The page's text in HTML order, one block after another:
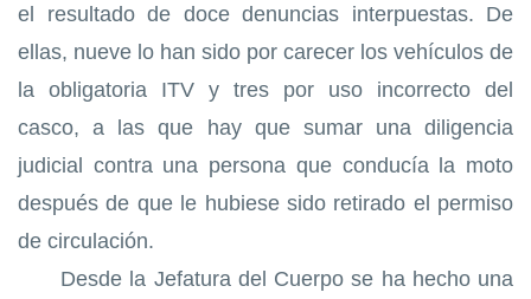
el resultado de doce denuncias interpuestas. De
ellas, nueve lo han sido por carecer los vehículos de
la obligatoria ITV y tres por uso incorrecto del
casco, a las que hay que sumar una diligencia
judicial contra una persona que conducía la moto
después de que le hubiese sido retirado el permiso
de circulación.
Desde la Jefatura del Cuerpo se ha hecho una